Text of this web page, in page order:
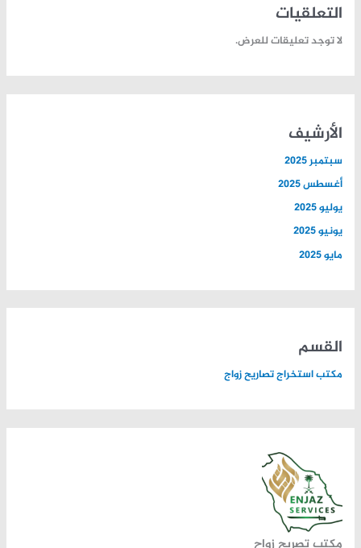
التعلقيات
لا توجد تعليقات للعرض.
الأرشيف
سبتمبر 2025
أغسطس 2025
يوليو 2025
يونيو 2025
مايو 2025
القسم
مكتب استخراج تصاريح زواج